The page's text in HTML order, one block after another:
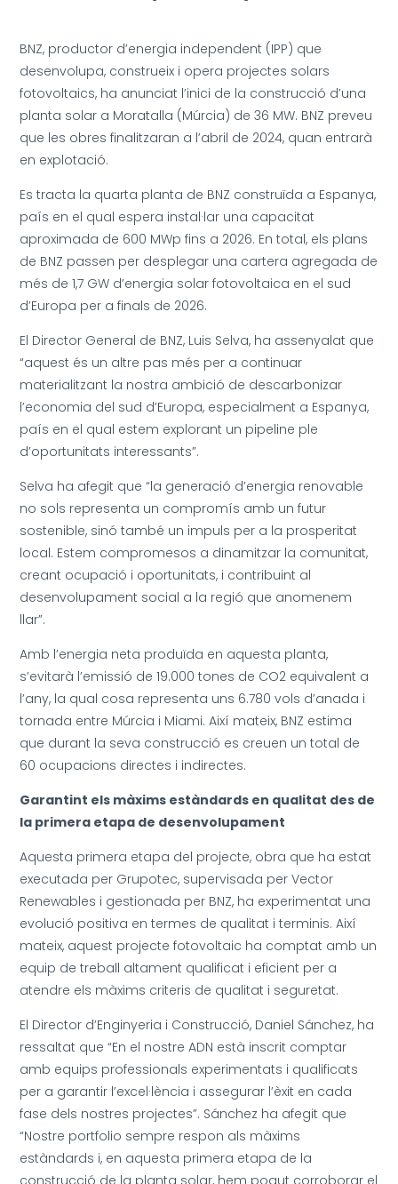
BNZ, productor d’energia independent (IPP) que
desenvolupa, construeix i opera projectes solars
fotovoltaics, ha anunciat l’inici de la construcció d’una
planta solar a Moratalla (Múrcia) de 36 MW. BNZ preveu
que les obres finalitzaran a l’abril de 2024, quan entrarà
en explotació.
Es tracta la quarta planta de BNZ construïda a Espanya,
país en el qual espera instal·lar una capacitat
aproximada de 600 MWp fins a 2026. En total, els plans
de BNZ passen per desplegar una cartera agregada de
més de 1,7 GW d’energia solar fotovoltaica en el sud
d’Europa per a finals de 2026.
El Director General de BNZ, Luis Selva, ha assenyalat que
“aquest és un altre pas més per a continuar
materialitzant la nostra ambició de descarbonizar
l’economia del sud d’Europa, especialment a Espanya,
país en el qual estem explorant un pipeline ple
d’oportunitats interessants”.
Selva ha afegit que “la generació d’energia renovable
no sols representa un compromís amb un futur
sostenible, sinó també un impuls per a la prosperitat
local. Estem compromesos a dinamitzar la comunitat,
creant ocupació i oportunitats, i contribuint al
desenvolupament social a la regió que anomenem
llar”.
Amb l’energia neta produïda en aquesta planta,
s’evitarà l’emissió de 19.000 tones de CO2 equivalent a
l’any, la qual cosa representa uns 6.780 vols d’anada i
tornada entre Múrcia i Miami. Així mateix, BNZ estima
que durant la seva construcció es creuen un total de
60 ocupacions directes i indirectes.
Garantint els màxims estàndards en qualitat des de
la primera etapa de desenvolupament
Aquesta primera etapa del projecte, obra que ha estat
executada per Grupotec, supervisada per Vector
Renewables i gestionada per BNZ, ha experimentat una
evolució positiva en termes de qualitat i terminis. Així
mateix, aquest projecte fotovoltaic ha comptat amb un
equip de treball altament qualificat i eficient per a
atendre els màxims criteris de qualitat i seguretat.
El Director d’Enginyeria i Construcció, Daniel Sánchez, ha
ressaltat que “En el nostre ADN està inscrit comptar
amb equips professionals experimentats i qualificats
per a garantir l’excel·lència i assegurar l’èxit en cada
fase dels nostres projectes”. Sánchez ha afegit que
“Nostre portfolio sempre respon als màxims
estàndards i, en aquesta primera etapa de la
construcció de la planta solar, hem pogut corroborar el